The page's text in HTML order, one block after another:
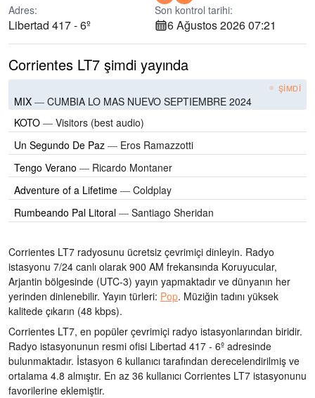
Adres:
Libertad 417 - 6º
Son kontrol tarihi:
6 Ağustos 2026 07:21
Corrientes LT7 şimdi yayında
ŞIMDI
MIX — CUMBIA LO MAS NUEVO SEPTIEMBRE 2024
KOTO — Visitors (best audio)
Un Segundo De Paz — Eros Ramazzotti
Tengo Verano — Ricardo Montaner
Adventure of a Lifetime — Coldplay
Rumbeando Pal Litoral — Santiago Sheridan
Corrientes LT7 radyosunu ücretsiz çevrimiçi dinleyin. Radyo
istasyonu 7/24 canlı olarak 900 AM frekansında Koruyucular,
Arjantin bölgesinde (UTC-3) yayın yapmaktadır ve dünyanın her
yerinden dinlenebilir. Yayın türleri: Pop. Müziğin tadını yüksek
kalitede çıkarın (48 kbps).
Corrientes LT7, en popüler çevrimiçi radyo istasyonlarından biridir.
Radyo istasyonunun resmi ofisi Libertad 417 - 6º adresinde
bulunmaktadır. İstasyon 6 kullanıcı tarafından derecelendirilmiş ve
ortalama 4.8 almıştır. En az 36 kullanıcı Corrientes LT7 istasyonunu
favorilerine eklemiştir.